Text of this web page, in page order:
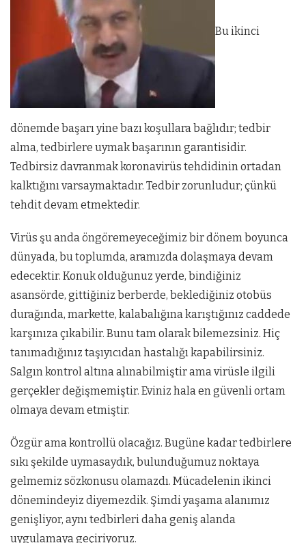
Bu ikinci
dönemde başarı yine bazı koşullara bağlıdır; tedbir
alma, tedbirlere uymak başarının garantisidir.
Tedbirsiz davranmak koronavirüs tehdidinin ortadan
kalktığını varsaymaktadır. Tedbir zorunludur; çünkü
tehdit devam etmektedir.
Virüs şu anda öngöremeyeceğimiz bir dönem boyunca
dünyada, bu toplumda, aramızda dolaşmaya devam
edecektir. Konuk olduğunuz yerde, bindiğiniz
asansörde, gittiğiniz berberde, beklediğiniz otobüs
durağında, markette, kalabalığına karıştığınız caddede
karşınıza çıkabilir. Bunu tam olarak bilemezsiniz. Hiç
tanımadığınız taşıyıcıdan hastalığı kapabilirsiniz.
Salgın kontrol altına alınabilmiştir ama virüsle ilgili
gerçekler değişmemiştir. Eviniz hala en güvenli ortam
olmaya devam etmiştir.
Özgür ama kontrollü olacağız. Bugüne kadar tedbirlere
sıkı şekilde uymasaydık, bulunduğumuz noktaya
gelmemiz sözkonusu olamazdı. Mücadelenin ikinci
dönemindeyiz diyemezdik. Şimdi yaşama alanımız
genişliyor, aynı tedbirleri daha geniş alanda
uygulamaya geçiriyoruz.